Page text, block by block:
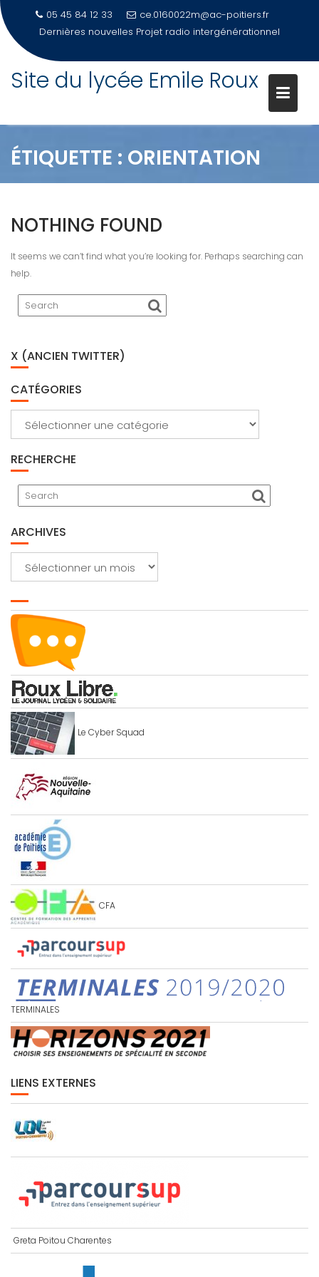
Skip
05 45 84 12 33
ce.0160022m@ac-poitiers.fr
Dernières nouvelles Projet radio intergénérationnel
Site du lycée Emile Roux
ÉTIQUETTE : ORIENTATION
NOTHING FOUND
It seems we can’t find what you’re looking for. Perhaps searching can
help.
X (ANCIEN TWITTER)
CATÉGORIES
RECHERCHE
ARCHIVES
Le Cyber Squad
CFA
TERMINALES
LIENS EXTERNES
Greta Poitou Charentes